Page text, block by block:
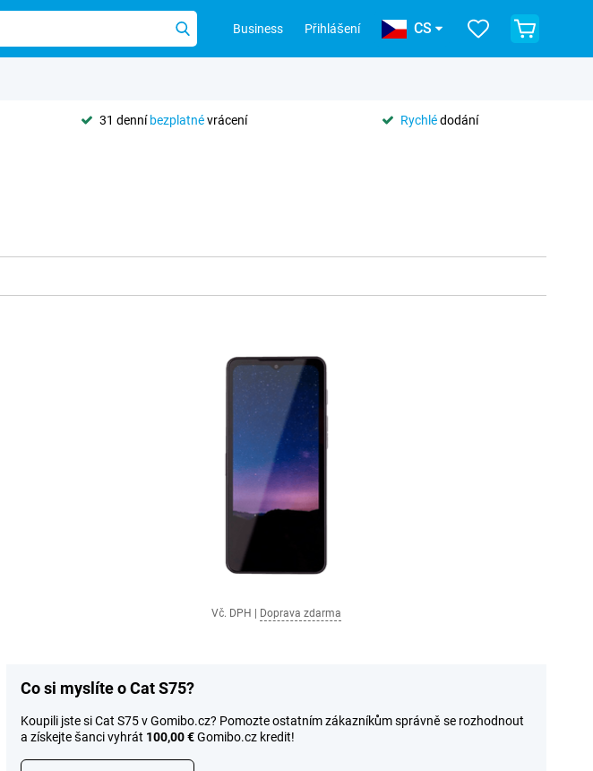
Business Přihlášení CS
31 denníbezplatnévrácení Rychlédodání
Vč. DPH Doprava zdarma
Co si myslíte o Cat S75?
Koupili jste si Cat S75 v Gomibo.cz? Pomozte ostatním zákazníkům správně se rozhodnout
a získejte šanci vyhrát 100,00 €Gomibo.cz kredit!